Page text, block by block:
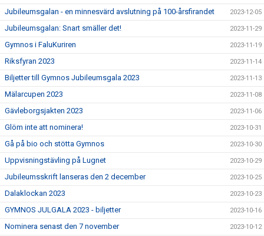
Jubileumsgalan - en minnesvärd avslutning på 100-årsfirandet 2023-12-05
Jubileumsgalan: Snart smäller det! 2023-11-29
Gymnos i FaluKuriren 2023-11-19
Riksfyran 2023 2023-11-14
Biljetter till Gymnos Jubileumsgala 2023 2023-11-13
Mälarcupen 2023 2023-11-08
Gävleborgsjakten 2023 2023-11-06
Glöm inte att nominera! 2023-10-31
Gå på bio och stötta Gymnos 2023-10-30
Uppvisningstävling på Lugnet 2023-10-29
Jubileumsskrift lanseras den 2 december 2023-10-25
Dalaklockan 2023 2023-10-23
GYMNOS JULGALA 2023 - biljetter 2023-10-16
Nominera senast den 7 november 2023-10-12